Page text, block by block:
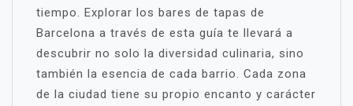
tiempo. Explorar los bares de tapas de
Barcelona a través de esta guía te llevará a
descubrir no solo la diversidad culinaria, sino
también la esencia de cada barrio. Cada zona
de la ciudad tiene su propio encanto y carácter